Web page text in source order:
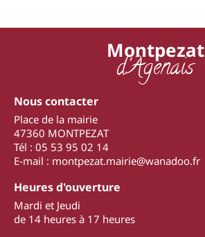
Montpezat
d'Agenais
Nous contacter
Place de la mairie
47360 MONTPEZAT
Tél : 05 53 95 02 14
E-mail : montpezat.mairie@wanadoo.fr
Heures d'ouverture
Mardi et Jeudi
de 14 heures à 17 heures